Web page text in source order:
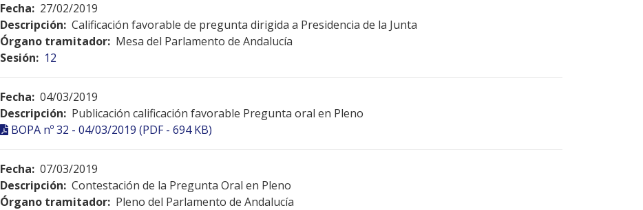
Fecha: 27/02/2019
Descripción: Calificación favorable de pregunta dirigida a Presidencia de la Junta
Órgano tramitador: Mesa del Parlamento de Andalucía
Sesión: 12
Fecha: 04/03/2019
Descripción: Publicación calificación favorable Pregunta oral en Pleno
BOPA nº 32 - 04/03/2019 (PDF - 694 KB)
Fecha: 07/03/2019
Descripción: Contestación de la Pregunta Oral en Pleno
Órgano tramitador: Pleno del Parlamento de Andalucía